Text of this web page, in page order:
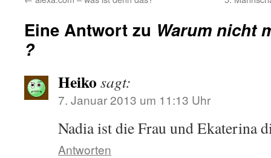
Eine Antwort zu Warum nicht
?
Heiko sagt:
7. Januar 2013 um 11:13 Uhr
Nadia ist die Frau und Ekaterina
Antworten